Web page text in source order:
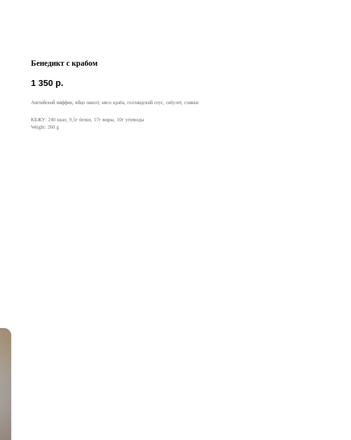
Бенедикт с крабом
1 350 р.
Английский маффин, яйцо пашот, мясо краба, голландский соус, сибулет, сливки
КБЖУ: 240 ккал, 9,5г белки, 17г жиры, 10г углеводы
Weight: 260 g